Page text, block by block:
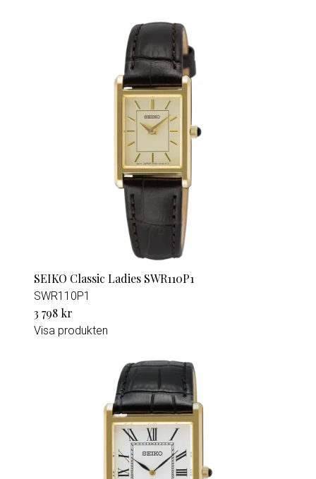
SEIKO Classic Ladies SWR110P1
SWR110P1
3 798 kr
Visa produkten